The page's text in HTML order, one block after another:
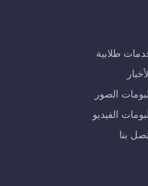
طلابية
الصور
الفيديو
بنا